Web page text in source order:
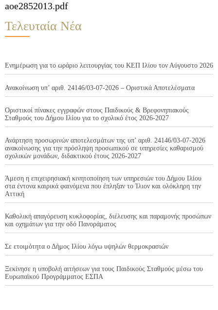
aoe2852013.pdf
Τελευταία Νέα
Ενημέρωση για το ωράριο λειτουργίας του ΚΕΠ Ιλίου τον Αύγουστο 2026
Ανακοίνωση υπ’ αριθ. 24146/03-07-2026 – Οριστικά Αποτελέσματα
Οριστικοί πίνακες εγγραφών στους Παιδικούς & Βρεφονηπιακούς
Σταθμούς του Δήμου Ιλίου για το σχολικό έτος 2026-2027
Ανάρτηση προσωρινών αποτελεσμάτων της υπ’ αριθ. 24146/03-07-2026
ανακοίνωσης για την πρόσληψη προσωπικού σε υπηρεσίες καθαρισμού
σχολικών μονάδων, διδακτικού έτους 2026-2027
Άμεση η επιχειρησιακή κινητοποίηση των υπηρεσιών του Δήμου Ιλίου
στα έντονα καιρικά φαινόμενα που έπληξαν το Ίλιον και ολόκληρη την
Αττική
Καθολική απαγόρευση κυκλοφορίας, διέλευσης και παραμονής προσώπων
και οχημάτων για την οδό Πανοράματος
Σε ετοιμότητα ο Δήμος Ιλίου λόγω υψηλών θερμοκρασιών
Ξεκίνησε η υποβολή αιτήσεων για τους Παιδικούς Σταθμούς μέσω του
Ευρωπαϊκού Προγράμματος ΕΣΠΑ